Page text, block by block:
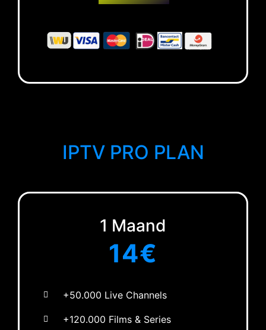
IPTV PRO PLAN
1 Maand
14€
+50.000 Live Channels
+120.000 Films & Series